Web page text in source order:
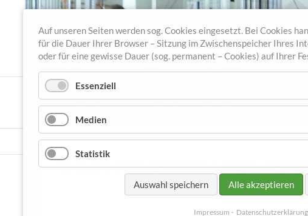
KLINIK FÜR PSYCHIATRIE,
Auf unseren Seiten werden sog. Cookies eingesetzt. Bei Cookies
für die Dauer Ihrer Browser – Sitzung im Zwischenspeicher Ihres
oder für eine gewisse Dauer (sog. permanent – Cookies) auf Ihrer
Essenziell
Medien
Statistik
Auswahl speichern Alle akzeptieren
Impressum Datenschutzerklärung